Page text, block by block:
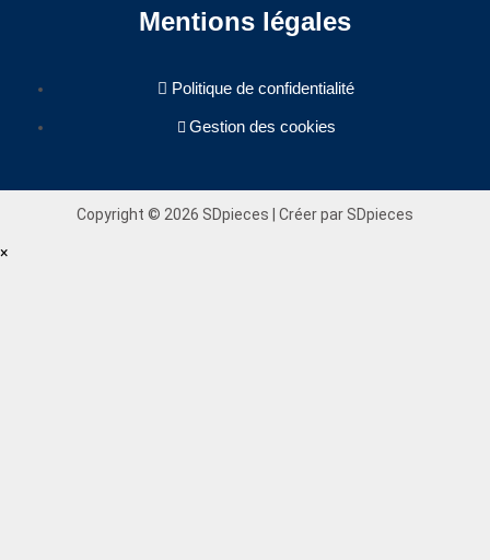
Mentions légales
Politique de confidentialité
Gestion des cookies
Copyright © 2026 SDpieces | Créer par SDpieces
×